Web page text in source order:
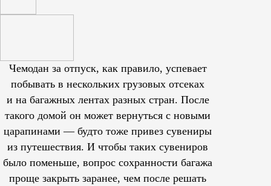
Чемодан за отпуск, как правило, успевает
побывать в нескольких грузовых отсеках
и на багажных лентах разных стран. После
такого домой он может вернуться с новыми
царапинами — будто тоже привез сувениры
из путешествия. И чтобы таких сувениров
было поменьше, вопрос сохранности багажа
проще закрыть заранее, чем после решать